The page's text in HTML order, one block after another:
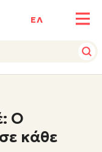
ΕΛ
Ο
κάθε